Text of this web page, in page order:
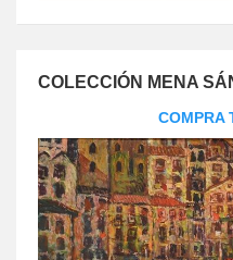
COLECCIÓN MENA
COMPRA